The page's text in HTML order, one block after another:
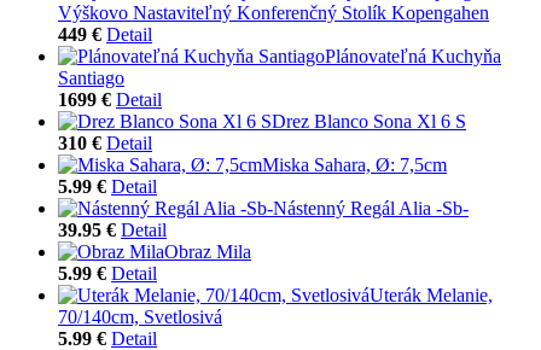
Výškovo Nastaviteľný Konferenčný Stolík Kopengahen
449 € Detail
Plánovateľná Kuchyňa
Santiago
1699 € Detail
Drez Blanco Sona Xl 6 S
310 € Detail
Miska Sahara, Ø: 7,5cm
5.99 € Detail
Nástenný Regál Alia -Sb-
39.95 € Detail
Obraz Mila
5.99 € Detail
Uterák Melanie,
70/140cm, Svetlosivá
5.99 € Detail